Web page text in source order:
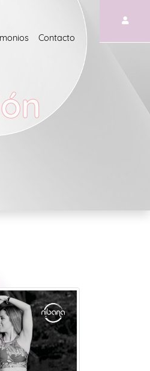
Contacto